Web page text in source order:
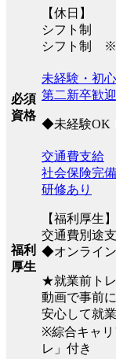
【休日】
シフト制
シフト制 ※
必須
資格
未経験・初
第二新卒歓迎
◆未経験OK
福利
厚生
交通費支給
社会保険完備
研修あり
【福利厚生
交通費別途
◆オンライ
★就業前ト
動画で事前
安心して就
※綜合キャリ
レ」付き